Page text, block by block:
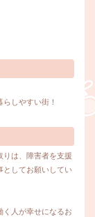
しやすい街！
りは、障害者を支援
としてお願いしてい
く人が幸せになるお